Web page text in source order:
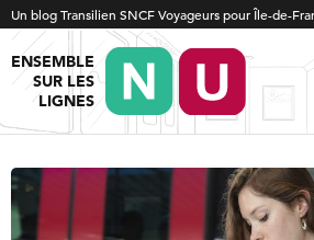
Un blog Transilien SNCF Voyageurs pour Île-de-
ENSEMBLE
SUR LES
LIGNES